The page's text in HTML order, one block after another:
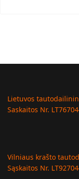
Lietuvos
Saskaitos Nr.
Vilniaus krašto
Sąskaitos Nr.